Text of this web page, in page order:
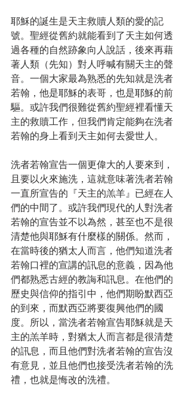
耶穌的誕生是天主救贖人類的愛的記
號。聖經從舊約就能看到了天主如何透
過各種的自然跡象向人說話，後來再藉
著人類（先知）對人呼喊有關天主的聲
音。一個大家最為熟悉的先知就是洗者
若翰，他是耶穌的表哥，也是耶穌的前
驅。或許我們很難從舊約聖經裡看懂天
主的救贖工作，但我們肯定能夠在洗者
若翰的身上看到天主如何去愛世人。
洗者若翰宣告一個更偉大的人要來到，
且要以火來施洗，這就意味著洗者若翰
一直所宣告的『天主的羔羊』已經在人
們的中間了。或許我們現代的人對洗者
若翰的宣告並不以為然，甚至也不是很
清楚他與耶穌有什麼樣的關係。然而，
在當時後的猶太人而言，他們知道洗者
若翰口裡的宣講的訊息的意義，因為他
們都熟悉古經的教誨和訊息。在他們的
歷史與信仰的指引中，他們期盼默西亞
的到來，而默西亞將要復興他們的國
度。所以，當洗者若翰宣告耶穌就是天
主的羔羊時，對猶太人而言都是很清楚
的訊息，而且他們對洗者若翰的宣告沒
有意見，並且他們也接受洗者若翰的洗
禮，也就是悔改的洗禮。